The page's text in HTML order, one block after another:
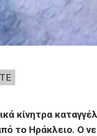
κίνητρα
το Ηράκλειο. Ο